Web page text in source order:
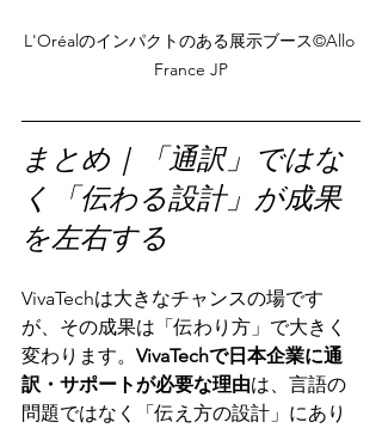
L'Oréalのインパクトのある展示ブース©️Allo
France JP
まとめ｜「通訳」ではな
く「伝わる設計」が成果
を左右する
VivaTechは大きなチャンスの場です
が、その成果は「伝わり方」で大きく
変わります。 VivaTechで日本企業に通
訳・サポートが必要な理由は、言語の
問題ではなく「伝え方の設計」にあり